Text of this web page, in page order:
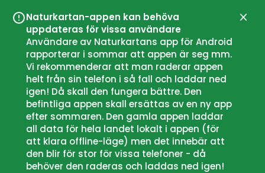
Naturkartan-appen kan behöva
uppdateras för vissa användare
Användare av Naturkartans app för Android
rapporterar i sommar att appen är seg mm.
Vi rekommenderar att man raderar appen
helt från sin telefon i så fall och laddar ned
igen! Då skall den fungera bättre. Den
befintliga appen skall ersättas av en ny app
efter sommaren. Den gamla appen laddar
all data för hela landet lokalt i appen (för
att klara offline-läge) men det innebär att
den blir för stor för vissa telefoner - då
behöver den raderas och laddas ned igen!